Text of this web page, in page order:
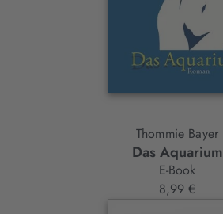
Thommie Bayer
Das Aquarium
E-Book
8,99 €